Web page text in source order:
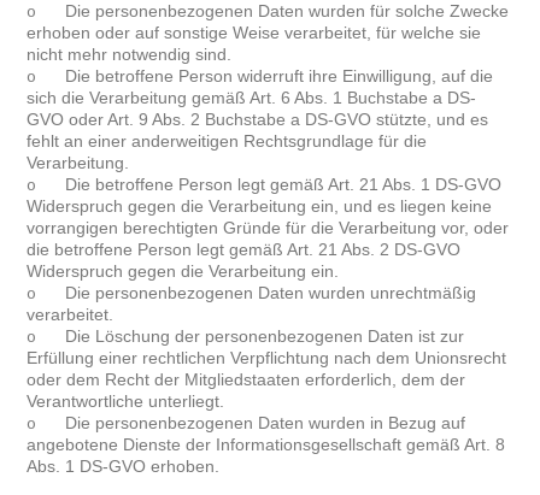
o Die personenbezogenen Daten wurden für solche Zwecke
erhoben oder auf sonstige Weise verarbeitet, für welche sie
nicht mehr notwendig sind.
o Die betroffene Person widerruft ihre Einwilligung, auf die
sich die Verarbeitung gemäß Art. 6 Abs. 1 Buchstabe a DS-
GVO oder Art. 9 Abs. 2 Buchstabe a DS-GVO stützte, und es
fehlt an einer anderweitigen Rechtsgrundlage für die
Verarbeitung.
o Die betroffene Person legt gemäß Art. 21 Abs. 1 DS-GVO
Widerspruch gegen die Verarbeitung ein, und es liegen keine
vorrangigen berechtigten Gründe für die Verarbeitung vor, oder
die betroffene Person legt gemäß Art. 21 Abs. 2 DS-GVO
Widerspruch gegen die Verarbeitung ein.
o Die personenbezogenen Daten wurden unrechtmäßig
verarbeitet.
o Die Löschung der personenbezogenen Daten ist zur
Erfüllung einer rechtlichen Verpflichtung nach dem Unionsrecht
oder dem Recht der Mitgliedstaaten erforderlich, dem der
Verantwortliche unterliegt.
o Die personenbezogenen Daten wurden in Bezug auf
angebotene Dienste der Informationsgesellschaft gemäß Art. 8
Abs. 1 DS-GVO erhoben.